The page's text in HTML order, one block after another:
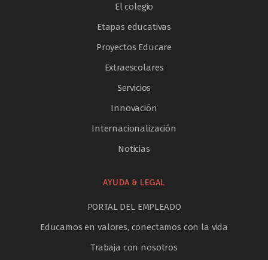
El colegio
Etapas educativas
Proyectos Educare
Extraescolares
Servicios
Innovación
Internacionalización
Noticias
AYUDA & LEGAL
PORTAL DEL EMPLEADO
Educamos en valores, conectamos con la vida
Trabaja con nosotros